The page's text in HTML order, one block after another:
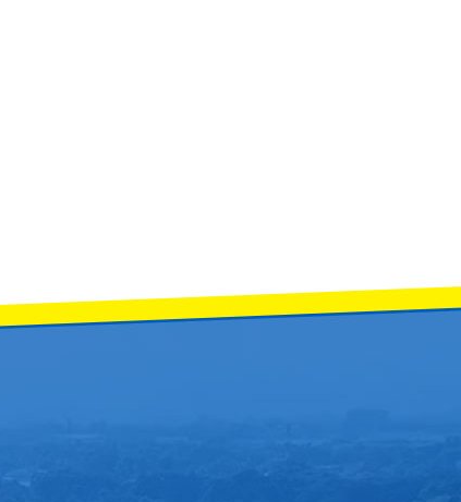
นายสิธิชัย จินดาหลวง ประะธานคณะกรรมการสถานศึกษา พร้อมด้วยน
นรู้สุขศึกษาและพลศึกษา โรงเรียนจักรคำคณาทร จังหวัดลำพูน ได้นำนักเรีย